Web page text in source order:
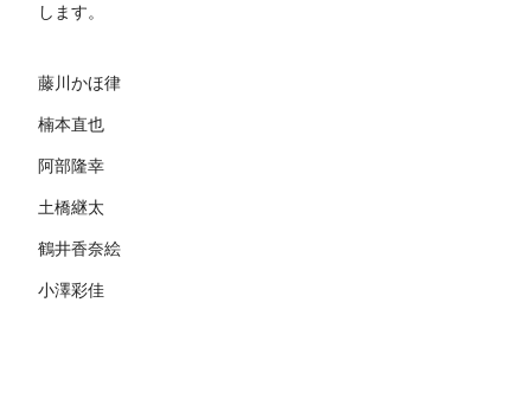
します。
藤川かほ律
楠本直也
阿部隆幸
土橋継太
鶴井香奈絵
小澤彩佳